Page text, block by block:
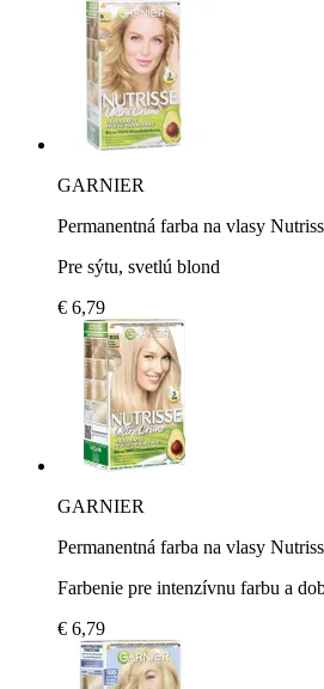
GARNIER
Permanentná farba na vlasy
Pre sýtu, svetlú blond
€ 6,79
GARNIER
Permanentná farba na vlasy
Farbenie pre intenzívnu farbu a
€ 6,79